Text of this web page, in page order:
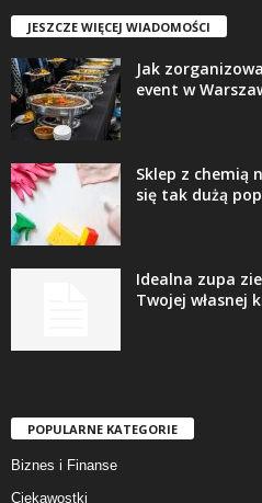
JESZCZE WIĘCEJ WIADOMOŚCI
Jak
event w
Sklep z chemią
się tak dużą
Idealna zupa
Twojej własnej
POPULARNE KATEGORIE
Biznes i Finanse
Ciekawostki